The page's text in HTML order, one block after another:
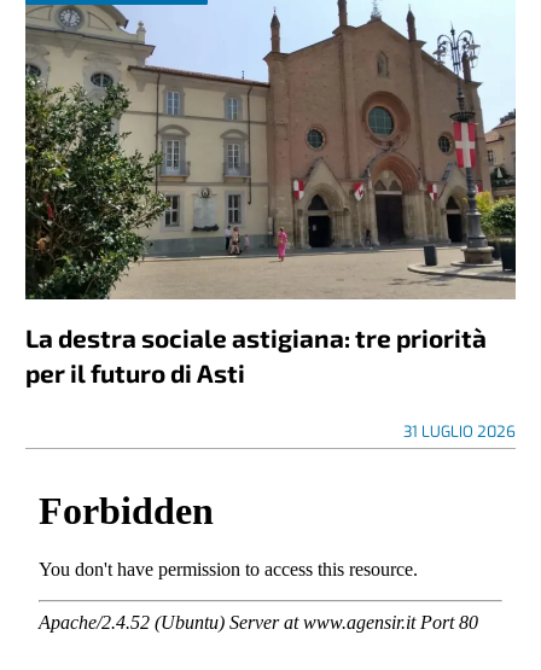
La destra sociale astigiana: tre priorità
per il futuro di Asti
31 LUGLIO 2026